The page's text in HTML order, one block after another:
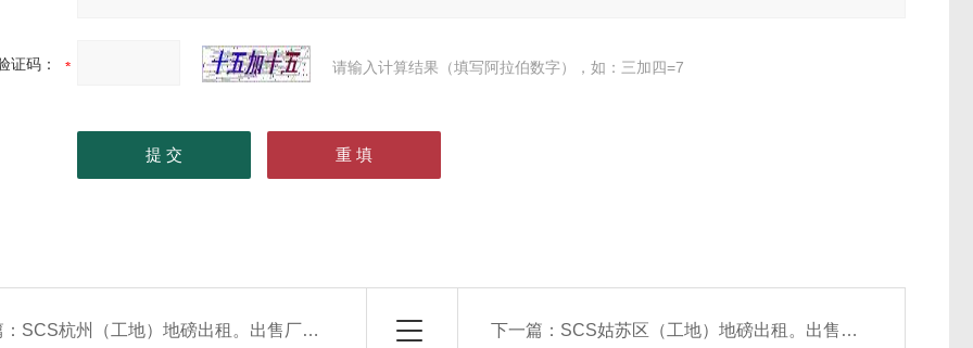
证码： 请输入计算结果（填写阿拉伯数字），如：三加四=7
SCS杭州（工地）地磅出租。出售厂家价格 下一篇： SCS姑苏区（工地）地磅出租。出售厂家价格